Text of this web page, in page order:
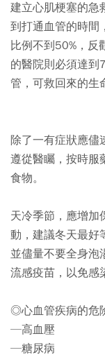
建立心肌梗塞的急
到打通血管的時間
比例不到50%，反
的醫院則必須達到
管，可救回來的生
除了一有症狀應儘
遵從醫矚，按時服
食物。
天冷季節，應增加
動，建議冬天最好
並儘量不要全身泡
流感疫苗，以免感
◎心血管疾病的危
─高血壓
─糖尿病